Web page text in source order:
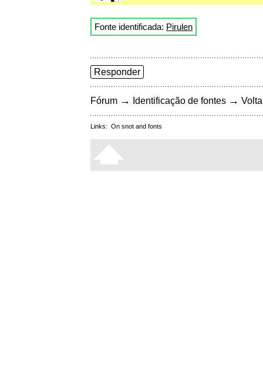
Fonte identificada: Pirulen
Responder
Fórum → Identificação de fontes →
Links: On snot and fonts